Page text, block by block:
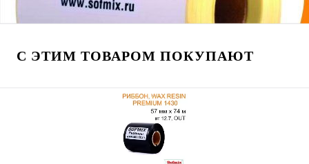
С ЭТИМ ТОВАРОМ ПОКУПАЮТ